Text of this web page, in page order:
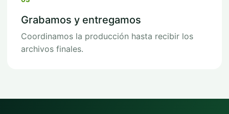
Grabamos y entregamos
Coordinamos la producción hasta recibir los
archivos finales.